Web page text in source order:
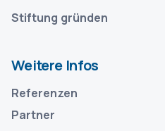
Stiftung gründen
Weitere Infos
Referenzen
Partner